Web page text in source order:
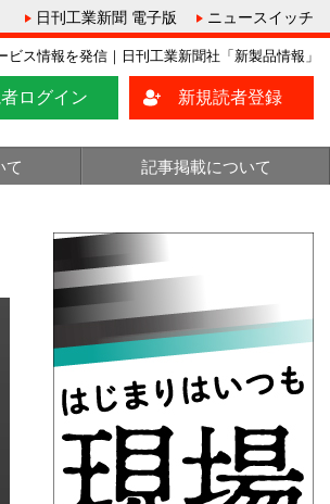
日刊工業新聞 電子版 ニュースイッチ
ス情報を発信｜日刊工業新聞社「新製品情報」
ログイン 新規読者登録
て 記事掲載について